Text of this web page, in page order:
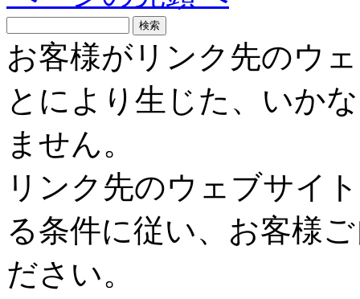
お客様がリンク先のウ
とにより生じた、いか
ません。
リンク先のウェブサイ
る条件に従い、お客様
ださい。